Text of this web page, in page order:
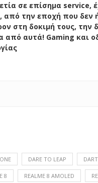
σε επίσημα service,
από την εποχή που δεν
στη δοκιμή τους, την
από αυτά! Gaming και
DARE TO LEAP
8 REALME 8 AMOLED